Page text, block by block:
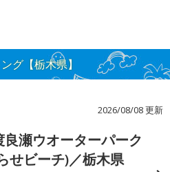
グ【栃木県】
2026/08/08 更新
良瀬ウオーターパーク
せビーチ)／栃木県